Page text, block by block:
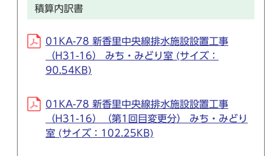
積算内訳書
01KA-78 新香里中央線排水施設設置工事
（H31-16） みち・みどり室 (サイズ：
90.54KB)
01KA-78 新香里中央線排水施設設置工事
（H31-16）（第1回目変更分） みち・みどり
室 (サイズ：102.25KB)